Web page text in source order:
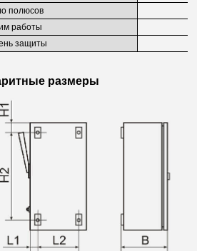
полюсов
работы
защиты
размеры